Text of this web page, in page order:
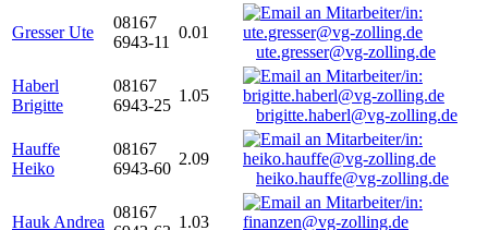
Gresser Ute
08167
6943-11
0.01
ute.gresser@vg-zolling.de
Haberl
Brigitte
08167
6943-25
1.05
brigitte.haberl@vg-zolling.de
Hauffe
Heiko
08167
6943-60
2.09
heiko.hauffe@vg-zolling.de
Hauk Andrea
08167
1.03